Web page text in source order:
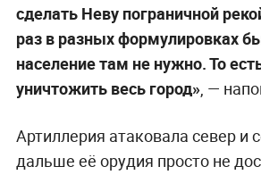
сделать Неву пограничной
раз в разных формулировках
население там не нужно. То
уничтожить весь город», —
Артиллерия атаковала север и
дальше её орудия просто не